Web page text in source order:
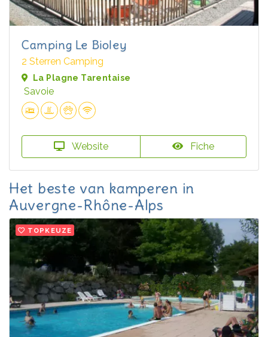
Camping Le Bioley
2 Sterren Camping
La Plagne Tarentaise
Savoie
Website Fiche
Het beste van kamperen in
Auvergne-Rhône-Alps
TOPKEUZE